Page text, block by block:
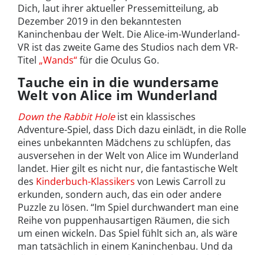
Dich, laut ihrer aktueller Pressemitteilung, ab
Dezember 2019 in den bekanntesten
Kaninchenbau der Welt. Die Alice-im-Wunderland-
VR ist das zweite Game des Studios nach dem VR-
Titel „Wands“für die Oculus Go.
Tauche ein in die wundersame
Welt von Alice im Wunderland
Down the Rabbit Holeist ein klassisches
Adventure-Spiel, dass Dich dazu einlädt, in die Rolle
eines unbekannten Mädchens zu schlüpfen, das
ausversehen in der Welt von Alice im Wunderland
landet. Hier gilt es nicht nur, die fantastische Welt
des Kinderbuch-Klassikers von Lewis Carroll zu
erkunden, sondern auch, das ein oder andere
Puzzle zu lösen. “Im Spiel durchwandert man eine
Reihe von puppenhausartigen Räumen, die sich
um einen wickeln. Das Spiel fühlt sich an, als wäre
man tatsächlich in einem Kaninchenbau. Und da